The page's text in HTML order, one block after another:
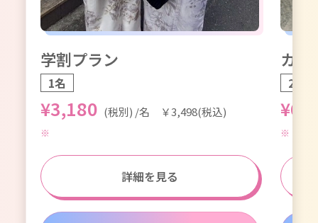
学割プラン
1名
¥3,180 (税別) /名 ￥3,498(税込)
詳細を見る
カッ
2名1